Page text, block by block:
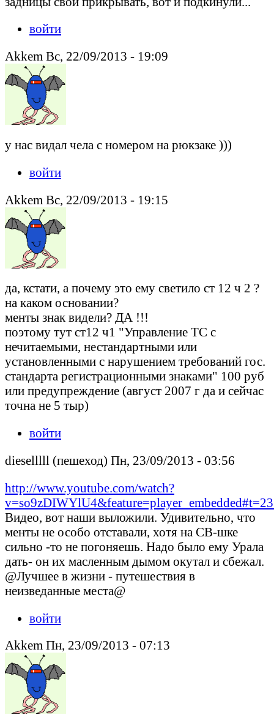
войти
Akkem Вс, 22/09/2013 - 19:09
у нас видал чела с номером на рюкзаке )))
войти
Akkem Вс, 22/09/2013 - 19:15
да, кстати, а почему это ему светило ст 12 ч 2 ?
на каком основании?
менты знак видели? ДА !!!
поэтому тут ст12 ч1 "Управление ТС с
нечитаемыми, нестандартными или
установленными с нарушением требований гос.
стандарта регистрационными знаками" 100 руб
или предупреждение (август 2007 г да и сейчас
точна не 5 тыр)
войти
dieselllll (пешеход) Пн, 23/09/2013 - 03:56
http://www.youtube.com/watch?
Видео, вот наши выложили. Удивительно, что
менты не особо отставали, хотя на СВ-шке
сильно -то не погоняешь. Надо было ему Урала
дать- он их масленным дымом окутал и сбежал.
@Лучшее в жизни - путешествия в
неизведанные места@
войти
Akkem Пн, 23/09/2013 - 07:13